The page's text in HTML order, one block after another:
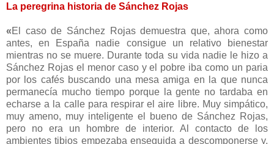
La peregrina historia de Sánchez Rojas
«El caso de Sánchez Rojas demuestra que, ahora como
antes, en España nadie consigue un relativo bienestar
mientras no se muere. Durante toda su vida nadie le hizo a
Sánchez Rojas el menor caso y el pobre iba como un paria
por los cafés buscando una mesa amiga en la que nunca
permanecía mucho tiempo porque la gente no tardaba en
echarse a la calle para respirar el aire libre. Muy simpático,
muy ameno, muy inteligente el bueno de Sánchez Rojas,
pero no era un hombre de interior. Al contacto de los
ambientes tibios empezaba enseguida a descomponerse y,